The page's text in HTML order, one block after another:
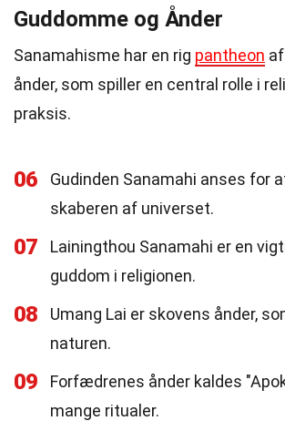
Guddomme og Ånder
Sanamahisme har en rig pantheon
ånder, som spiller en central rolle i
praksis.
06
Gudinden Sanamahi anses for
skaberen af universet.
07
Lainingthou Sanamahi er en
guddom i religionen.
08
Umang Lai er skovens ånder,
naturen.
09
Forfædrenes ånder kaldes
mange ritualer.